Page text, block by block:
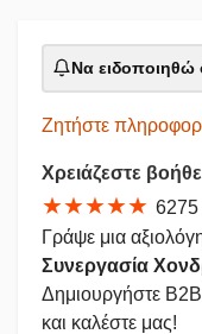
Να ειδοποιηθώ
Ζητήστε
Χρειάζεστε
★★★★★ 6275
Γράψε μια
Συνεργασία
Δημιουργήστε
και καλέστε μας!